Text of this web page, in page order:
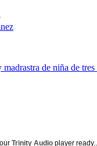
Trinity Audio player